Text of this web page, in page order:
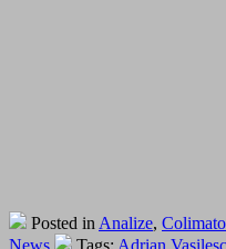
Posted in Analize,
News
Tags: Adrian